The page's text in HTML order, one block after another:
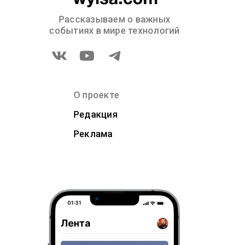
Рассказываем о важных
событиях в мире технологий
О проекте
Редакция
Реклама
01:31
Лента